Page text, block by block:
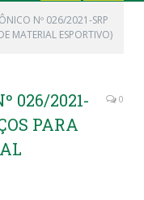
Nº 026/2021-SRP
MATERIAL ESPORTIVO)
026/2021-
PARA
0